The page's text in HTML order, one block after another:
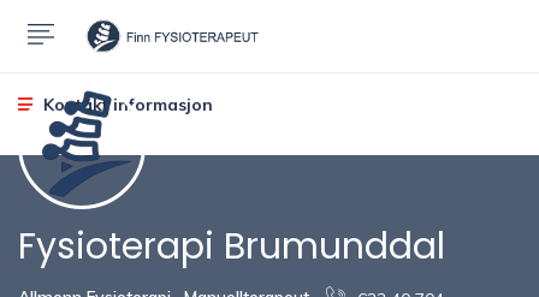
Kontakt informasjon
Fysioterapi Brumunddal